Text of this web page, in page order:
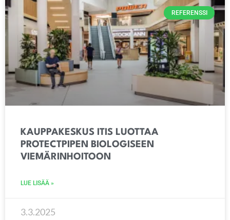
REFERENSSI
KAUPPAKESKUS ITIS LUOTTAA
PROTECTPIPEN BIOLOGISEEN
VIEMÄRINHOITOON
LUE LISÄÄ »
3.3.2025